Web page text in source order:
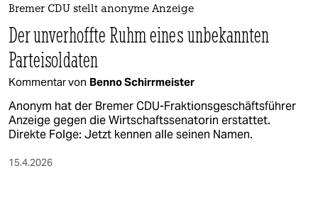
Bremer CDU stellt anonyme Anzeige
Der unverhoffte Ruhm eines unbekannten
Parteisoldaten
Kommentar von Benno Schirrmeister
Anonym hat der Bremer CDU-Fraktionsgeschäftsführer
Anzeige gegen die Wirtschaftssenatorin erstattet.
Direkte Folge: Jetzt kennen alle seinen Namen.
15.4.2026